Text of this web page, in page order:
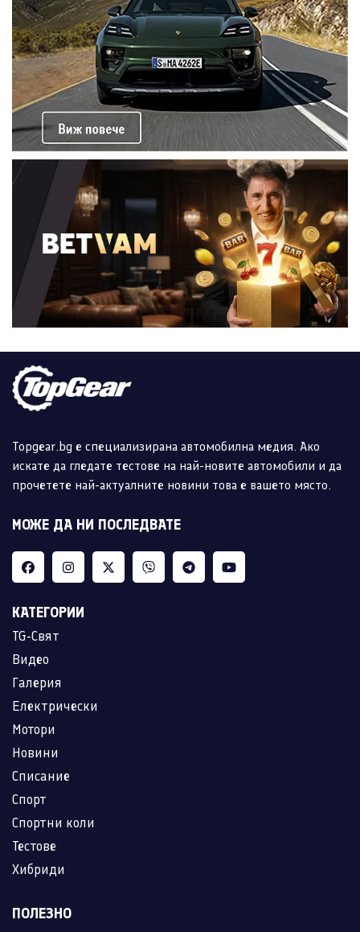
Topgear.bg е специализирана автомобилна медия. Ако
искате да гледате тестове на най-новите автомобили и да
прочетете най-актуалните новини това е вашето място.
МОЖЕ ДА НИ ПОСЛЕДВАТЕ
КАТЕГОРИИ
TG-Свят
Видео
Галерия
Електрически
Мотори
Новини
Списание
Спорт
Спортни коли
Тестове
Хибриди
ПОЛЕЗНО